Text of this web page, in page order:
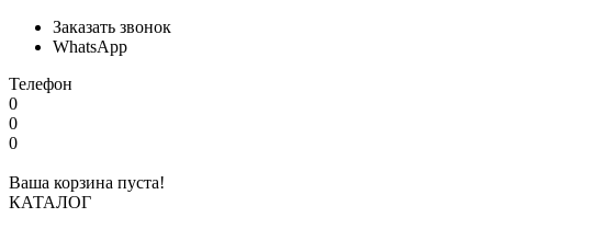
Заказать звонок
WhatsApp
Телефон
0
0
0
Ваша корзина пуста!
КАТАЛОГ